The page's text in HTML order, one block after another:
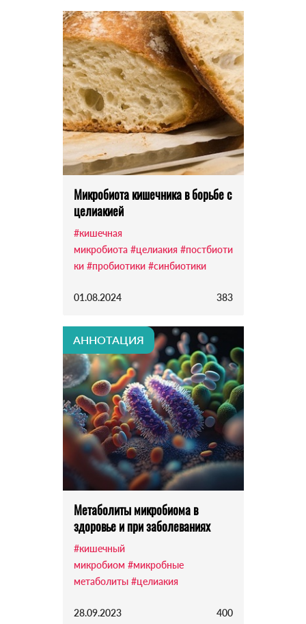
Микробиота кишечника в борьбе с
целиакией
#кишечная
микробиота #целиакия #постбиоти
ки #пробиотики #синбиотики
01.08.2024 383
АННОТАЦИЯ
Метаболиты микробиома в
здоровье и при заболеваниях
#кишечный
микробиом #микробные
метаболиты #целиакия
28.09.2023 400